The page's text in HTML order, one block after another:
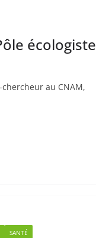
écologiste
au CNAM,
SANTÉ